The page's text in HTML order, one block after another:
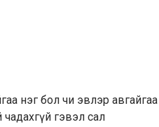
нэг бол чи эвлэр
гэвэл сал